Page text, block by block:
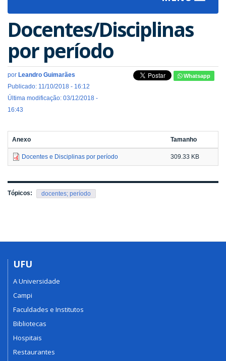
Docentes/Disciplinas
por período
por Leandro Guimarães
Publicado: 11/10/2018 - 16:12
Última modificação: 03/12/2018 -
16:43
Whatsapp
Anexo Tamanho
Docentes e Disciplinas por período 309.33 KB
Tópicos: docentes; período
UFU
A Universidade
Campi
Faculdades e Institutos
Bibliotecas
Hospitais
Restaurantes